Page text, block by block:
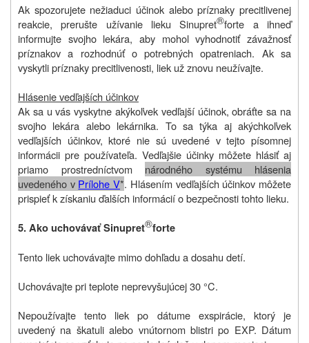
Ak spozorujete nežiaduci účinok alebo príznaky precitlivenej
reakcie, prerušte užívanie lieku Sinupret®forte a ihneď
informujte svojho lekára, aby mohol vyhodnotiť závažnosť
príznakov a rozhodnúť o potrebných opatreniach. Ak sa
vyskytli príznaky precitlivenosti, liek už znovu neužívajte.
Hlásenie vedľajších účinkov
Ak sa u vás vyskytne akýkoľvek vedľajší účinok, obráťte sa na
svojho lekára alebo lekárnika. To sa týka aj akýchkoľvek
vedľajších účinkov, ktoré nie sú uvedené v tejto písomnej
informácii pre používateľa. Vedľajšie účinky môžete hlásiť aj
priamo prostredníctvom
národného systému hlásenia
uvedeného v Prílohe V*. Hlásením vedľajších účinkov môžete
prispieť k získaniu ďalších informácií o bezpečnosti tohto lieku.
5. Ako uchovávať Sinupret®forte
Tento liek uchovávajte mimo dohľadu a dosahu detí.
Uchovávajte pri teplote neprevyšujúcej 30 °C.
Nepoužívajte tento liek po dátume exspirácie, ktorý je
uvedený na škatuli alebo vnútornom blistri po EXP. Dátum